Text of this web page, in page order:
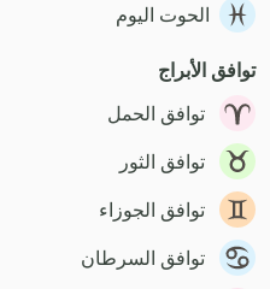
الحوت اليوم
توافق الأبراج
توافق الحمل
توافق الثور
توافق الجوزاء
توافق السرطان